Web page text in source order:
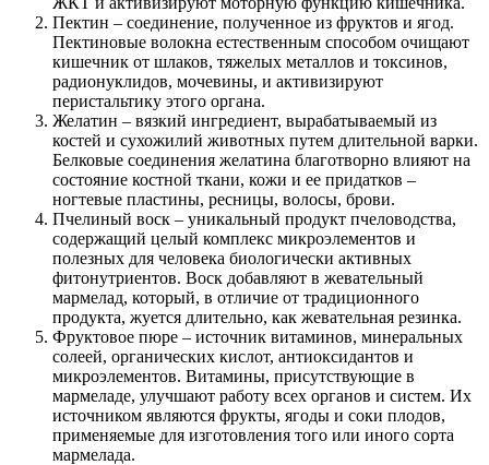
Пектин – соединение, полученное из фруктов и ягод.
Пектиновые волокна естественным способом очищают
кишечник от шлаков, тяжелых металлов и токсинов,
радионуклидов, мочевины, и активизируют
перистальтику этого органа.
Желатин – вязкий ингредиент, вырабатываемый из
костей и сухожилий животных путем длительной варки.
Белковые соединения желатина благотворно влияют на
состояние костной ткани, кожи и ее придатков –
ногтевые пластины, ресницы, волосы, брови.
Пчелиный воск – уникальный продукт пчеловодства,
содержащий целый комплекс микроэлементов и
полезных для человека биологически активных
фитонутриентов. Воск добавляют в жевательный
мармелад, который, в отличие от традиционного
продукта, жуется длительно, как жевательная резинка.
Фруктовое пюре – источник витаминов, минеральных
солеей, органических кислот, антиоксидантов и
микроэлементов. Витамины, присутствующие в
мармеладе, улучшают работу всех органов и систем. Их
источником являются фрукты, ягоды и соки плодов,
применяемые для изготовления того или иного сорта
мармелада.